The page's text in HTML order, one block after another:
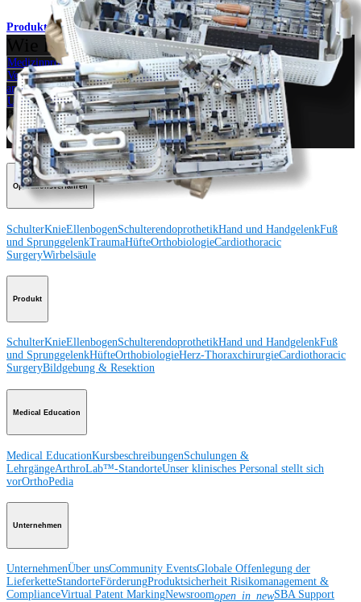
Produkt
Wie können wir Ihnen helfen?
Medizinproduktberater:in kontaktieren
Veranstaltungen, Lab-Vorführungen und Schulungsmöglichkeiten
ansehen
Unseren Newsletter abonnieren
Besuchen Sie uns
Operationsverfahren
SchulterKnieEllenbogenSchulterendoprothetikHand und HandgelenkFuß
und SprunggelenkTraumaHüfteOrthobiologieCardiothoracic
SurgeryWirbelsäule
Produkt
SchulterKnieEllenbogenSchulterendoprothetikHand und HandgelenkFuß
und SprunggelenkHüfteOrthobiologieHerz-ThoraxchirurgieCardiothoracic
SurgeryBildgebung & Resektion
Medical Education
Medical EducationKursbeschreibungenSchulungen &
LehrgängeArthroLab™-StandorteUnser klinisches Personal stellt sich
vorOrthoPedia
Unternehmen
UnternehmenÜber unsCommunity EventsGlobale Offenlegung der
LieferketteStandorteFörderungProduktsicherheit Risikomanagement &
ComplianceVirtual Patent MarkingNewsroomopen_in_newSBA Support